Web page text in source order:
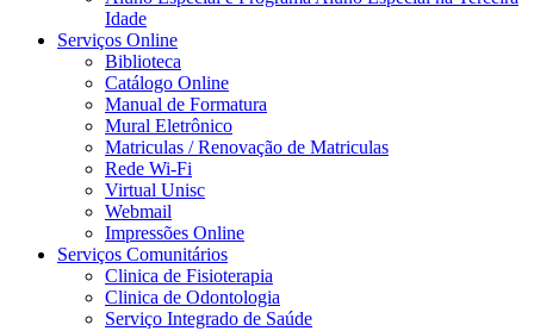
Idade
Serviços Online
Biblioteca
Catálogo Online
Manual de Formatura
Mural Eletrônico
Matriculas / Renovação de Matriculas
Rede Wi-Fi
Virtual Unisc
Webmail
Impressões Online
Serviços Comunitários
Clinica de Fisioterapia
Clinica de Odontologia
Serviço Integrado de Saúde